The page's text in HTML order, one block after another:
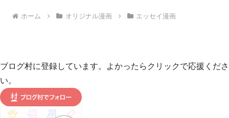
ホーム オリジナル漫画 エッセイ漫画
ブログ村に登録しています。よかったらクリックで応援くださ
い。